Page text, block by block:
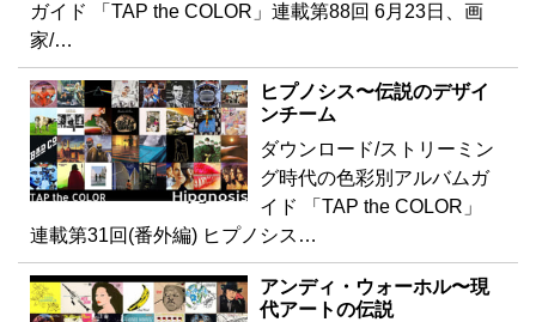
ガイド 「TAP the COLOR」連載第88回 6月23日、画
家/…
ヒプノシス〜伝説のデザイ
ンチーム
ダウンロード/ストリーミン
グ時代の色彩別アルバムガ
イド 「TAP the COLOR」
連載第31回(番外編) ヒプノシス…
アンディ・ウォーホル〜現
代アートの伝説